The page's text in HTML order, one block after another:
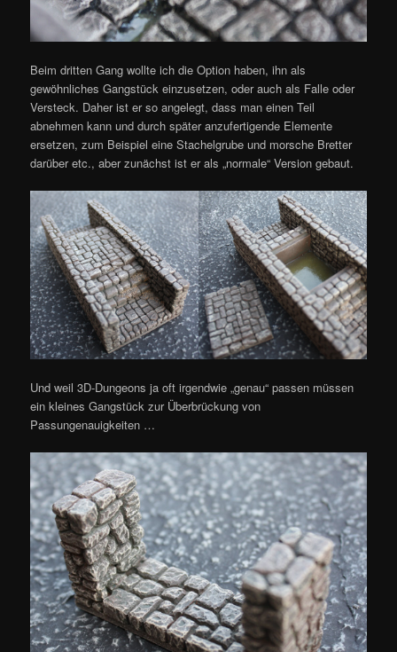
Beim dritten Gang wollte ich die Option haben, ihn als
gewöhnliches Gangstück einzusetzen, oder auch als Falle oder
Versteck. Daher ist er so angelegt, dass man einen Teil
abnehmen kann und durch später anzufertigende Elemente
ersetzen, zum Beispiel eine Stachelgrube und morsche Bretter
darüber etc., aber zunächst ist er als „normale“ Version gebaut.
Und weil 3D-Dungeons ja oft irgendwie „genau“ passen müssen
ein kleines Gangstück zur Überbrückung von
Passungenauigkeiten …